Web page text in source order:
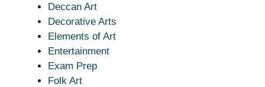
Deccan Art
Decorative Arts
Elements of Art
Entertainment
Exam Prep
Folk Art